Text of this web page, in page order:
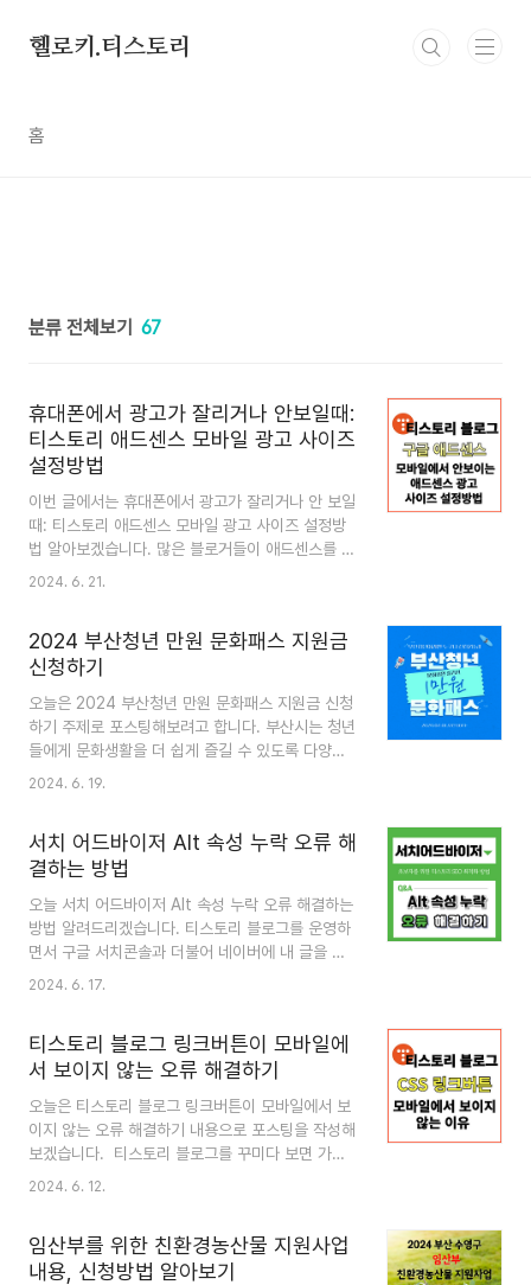
헬로키.티스토리
홈
분류 전체보기 67
휴대폰에서 광고가 잘리거나 안보일때:
티스토리 애드센스 모바일 광고 사이즈
설정방법
이번 글에서는 휴대폰에서 광고가 잘리거나 안 보일
때: 티스토리 애드센스 모바일 광고 사이즈 설정방
법 알아보겠습니다. 많은 블로거들이 애드센스를 통
해 수익을 창출하고 있지만, 모바일 환경에서 광고
광고 수익에 영향을 받곤 합니다. 그래서 오늘은 올
바르게 이 문제를 해결하는 방법 자세히 알아보겠습
니다. 목차1. 기본광고 설정2. 휴대폰에서 광고가
안 보이는 문제의 원인3. 해결방법4. 마무리 1. 모
바일 기본광고 설정 티스토리 블로그에 구글 애드
센스 승인을 받고 광고를 설정하는 화면입니다. 기
본적으로 애드센스 승인이 나면 본인의 취향껏 광고
이고, 사이드..
2024. 6. 21.
2024 부산청년 만원 문화패스 지원금
신청하기
오늘은 2024 부산청년 만원 문화패스 지원금 신청
하기 주제로 포스팅해보려고 합니다. 부산시는 청년
들에게 문화생활을 더 쉽게 즐길 수 있도록 다양한
혜택을 제공하고 있습니다. 이 글에서는 지원사업의
원내용과 대상3. 신청방법4. 활용방법과 기대효과
5. 마무리 1. 지원사업개요 부산청년 만원 문화패
세 사이의 청년들을 대상으로 합니다. 이 패스를 통
해 부산 청년들은 영화, 공연, 전시 등 다양한 문화
활동을 만 원에 즐길 수 있습니다. 이 사업은 청년들
의 문화적 소양을 높이고, 경제적 부담을 덜어주기
2024. 6. 19.
서치 어드바이저 Alt 속성 누락 오류 해
결하는 방법
오늘 서치 어드바이저 Alt 속성 누락 오류 해결하는
방법 알려드리겠습니다. 티스토리 블로그를 운영하
면서 구글 서치콘솔과 더불어 네이버에 내 글을 색
인시키기 위해 웹페이지 수집 요청을 꼭 해줘야 합
오류들이 발견됩니다. Alt 속성은 이미지의 대체 텍
스트로, 검색 엔진 최적화(SEO)와 접근성 향상을
위해 중요합니다. 이 글에서는 초보자도 쉽게 이해
할 수 있데 이러한 오류를 처리하는 방법을 알아보
겠습니다. 목차1. Alt 속성의 중요성2. 오류 발생
원인3. 해결방법4. 마무리 1. Alt 속성의 중요성
Alt 속성(Alternative Text, 대체 텍스트)은
2024. 6. 17.
티스토리 블로그 링크버튼이 모바일에
서 보이지 않는 오류 해결하기
오늘은 티스토리 블로그 링크버튼이 모바일에서 보
이지 않는 오류 해결하기 내용으로 포스팅을 작성해
보겠습니다. 티스토리 블로그를 꾸미다 보면 가독
성을 위해 다양한 종류의 CSS 링크버튼을 삽입합
로 나오고 링크버튼이 생성이 안 되어있어 당황하신
적 없으신가요? 제가 3초 만에 간단하게 해결하는
2024. 6. 12.
임산부를 위한 친환경농산물 지원사업
내용, 신청방법 알아보기